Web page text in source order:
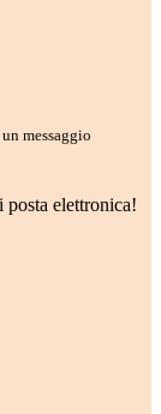
messaggio
elettronica!